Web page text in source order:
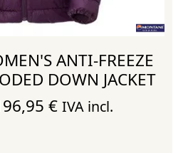
ANTI-FREEZE
DOWN JACKET
€ElIVA incl.